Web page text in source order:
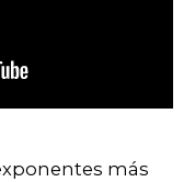
más